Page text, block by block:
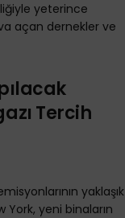
yeterince
açan dernekler ve
Tercih
yaklaşık
York, yeni binaların